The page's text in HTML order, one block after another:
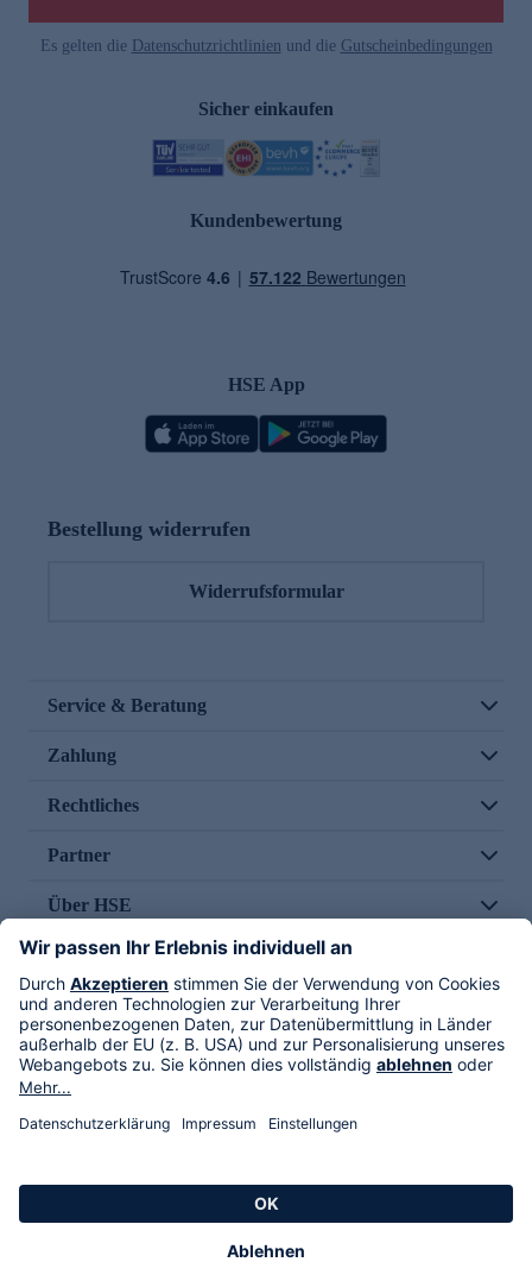
Es gelten die Datenschutzrichtlinien und die Gutscheinbedingungen
Sicher einkaufen
Kundenbewertung
HSE App
Bestellung widerrufen
Widerrufsformular
Service & Beratung
Zahlung
Rechtliches
Partner
Über HSE
Im TV
HSE International